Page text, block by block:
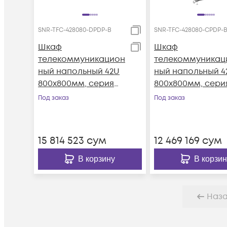
SNR-TFC-428080-DPDP-B
Шкаф
телекоммуникацион
ный напольный 42U
800x800мм, серия
TFC (SNR-TFC-
Под заказ
15 814 523 сум
В корзину
SNR-TFC-428080-CPDP-B
Шкаф
ный напольный
800x800мм,
TFC (SNR-TFC-
Под заказ
12 469 169 сум
В